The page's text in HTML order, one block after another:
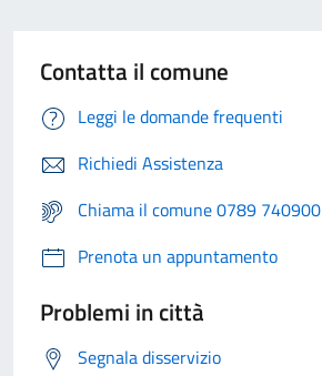
Contatta il comune
Leggi le domande frequenti
Richiedi Assistenza
Chiama il comune 0789 740900
Prenota un appuntamento
Problemi in città
Segnala disservizio